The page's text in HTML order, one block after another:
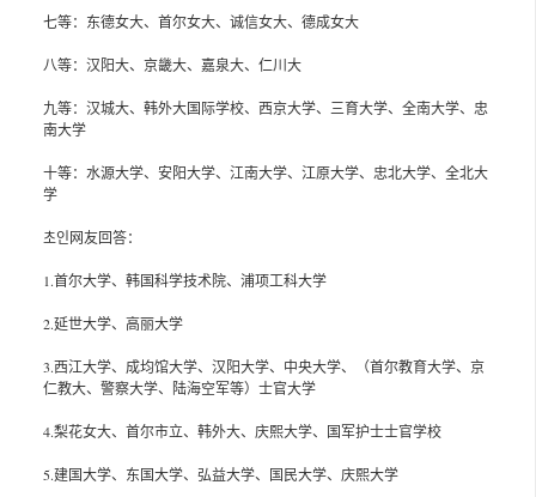
七等：东德女大、首尔女大、诚信女大、德成女大
八等：汉阳大、京畿大、嘉泉大、仁川大
九等：汉城大、韩外大国际学校、西京大学、三育大学、全南大学、忠
南大学
十等：水源大学、安阳大学、江南大学、江原大学、忠北大学、全北大
学
초인网友回答：
1.首尔大学、韩国科学技术院、浦项工科大学
2.延世大学、高丽大学
3.西江大学、成均馆大学、汉阳大学、中央大学、（首尔教育大学、京
仁教大、警察大学、陆海空军等）士官大学
4.梨花女大、首尔市立、韩外大、庆熙大学、国军护士士官学校
5.建国大学、东国大学、弘益大学、国民大学、庆熙大学